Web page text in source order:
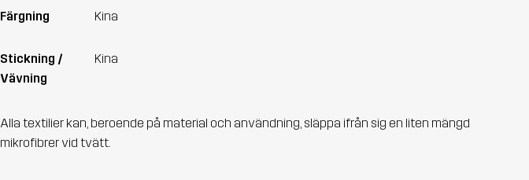
Färgning Kina
Stickning /
Vävning
Kina
Alla textilier kan, beroende på material och användning, släppa ifrån sig en liten mängd
mikrofibrer vid tvätt.